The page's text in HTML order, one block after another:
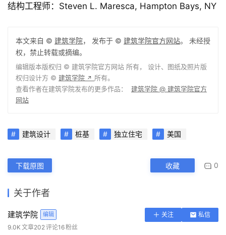
结构工程师：Steven L. Maresca, Hampton Bays, NY
本文来自 © 建筑学院， 发布于 © 建筑学院官方网站。 未经授
权，禁止转载或摘编。
编辑版本版权归 © 建筑学院官方网站 所有， 设计、图纸及照片版
权归设计方 © 建筑学院 ↗ 所有。
查看作者在建筑学院发布的更多作品： 建筑学院 @ 建筑学院官方
网站
建筑设计 桩基 独立住宅 美国
下载原图 收藏 0
关于作者
建筑学院 编辑 关注
私信
9.0K 文章202评论16粉丝